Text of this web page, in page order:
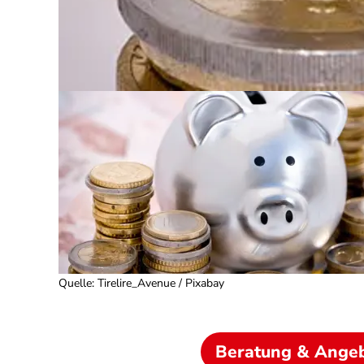
Quelle: Tirelire_Avenue / Pixabay
Beratung &